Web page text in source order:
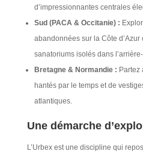
d’impressionnantes centrales
Sud (PACA & Occitanie) :
abandonnées sur la Côte d’Azur
sanatoriums isolés dans
Bretagne & Normandie : Partez
hantés par le temps et de
atlantiques.
Une démarche
L’Urbex est une discipline qui